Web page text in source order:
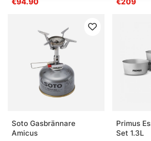
Soto Gasbrännare
Amicus
Primus
Set 1.3L